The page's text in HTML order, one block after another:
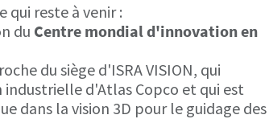
qui reste à venir :
du Centre mondial d'innovation en
du siège d'ISRA VISION, qui
d'Atlas Copco et qui est
dans la vision 3D pour le guidage des